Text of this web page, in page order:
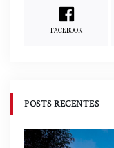
FACEBOOK
POSTS RECENTES